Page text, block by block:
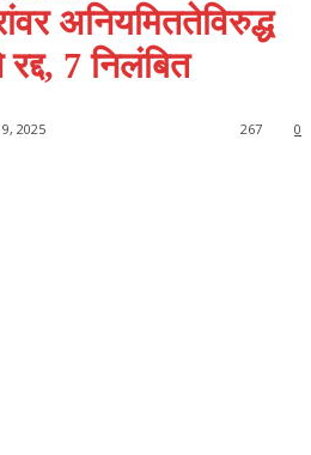
अनियमिततेविरुद्ध
7 निलंबित
2025 0
267